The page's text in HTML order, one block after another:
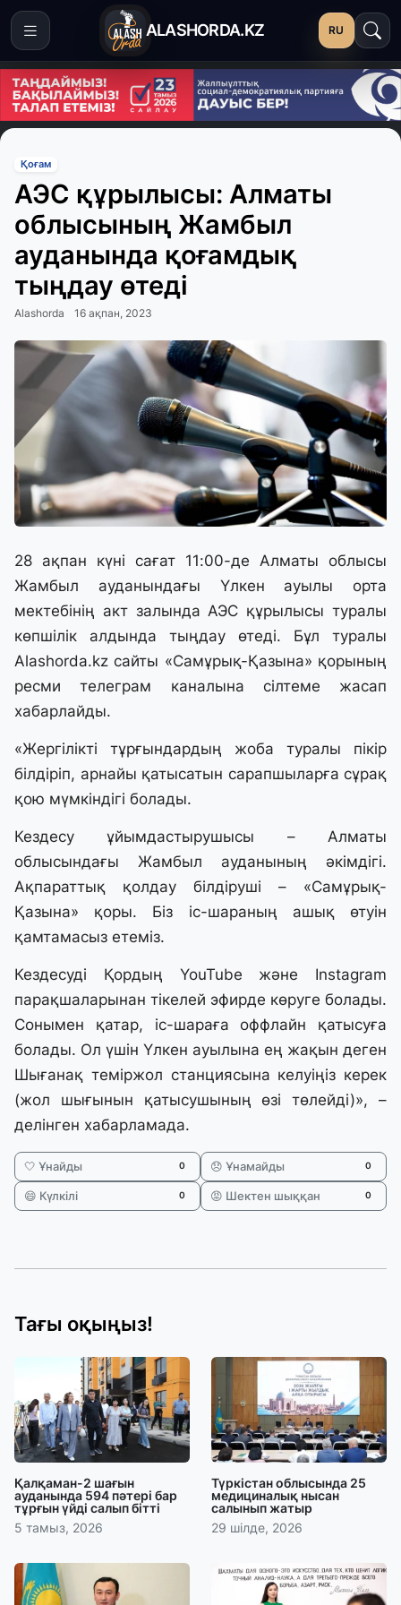
ALASHORDA.KZ RU
Қоғам
АЭС құрылысы: Алматы
облысының Жамбыл
ауданында қоғамдық
тыңдау өтеді
Alashorda 16 ақпан, 2023
28 ақпан күні сағат 11:00-де Алматы облысы
Жамбыл ауданындағы Үлкен ауылы орта
мектебінің акт залында АЭС құрылысы туралы
көпшілік алдында тыңдау өтеді. Бұл туралы
Alashorda.kz сайты «Самұрық-Қазына» қорының
ресми телеграм каналына сілтеме жасап
хабарлайды.
«Жергілікті тұрғындардың жоба туралы пікір
білдіріп, арнайы қатысатын сарапшыларға сұрақ
қою мүмкіндігі болады.
Кездесу ұйымдастырушысы – Алматы
облысындағы Жамбыл ауданының әкімдігі.
Ақпараттық қолдау білдіруші – «Самұрық-
Қазына» қоры. Біз іс-шараның ашық өтуін
қамтамасыз етеміз.
Кездесуді Қордың YouTube және Instagram
парақшаларынан тікелей эфирде көруге болады.
Сонымен қатар, іс-шараға оффлайн қатысуға
болады. Ол үшін Үлкен ауылына ең жақын деген
Шығанақ теміржол станциясына келуіңіз керек
(жол шығынын қатысушының өзі төлейді)», –
делінген хабарламада.
🤍 Ұнайды 0 😞 Ұнамайды 0
😄 Күлкілі 0 😡 Шектен шыққан 0
Тағы оқыңыз!
Қалқаман-2 шағын
ауданында 594 пәтері бар
тұрғын үйді салып бітті
5 тамыз, 2026
Түркістан облысында 25
медициналық нысан
салынып жатыр
29 шілде, 2026